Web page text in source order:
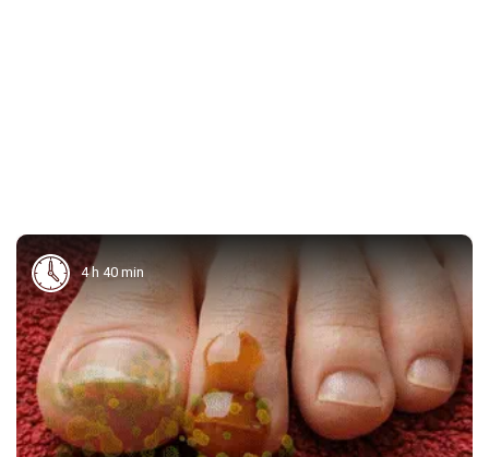
4 h 40 min